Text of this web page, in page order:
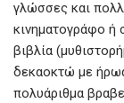
γλώσσες και
κινηματογράφο ή
βιβλία
δεκαοκτώ με
πολυάριθμα